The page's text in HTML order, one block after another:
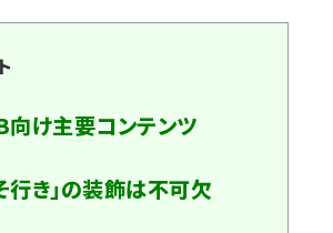
け主要コンテンツ
行き」の装飾は不可欠